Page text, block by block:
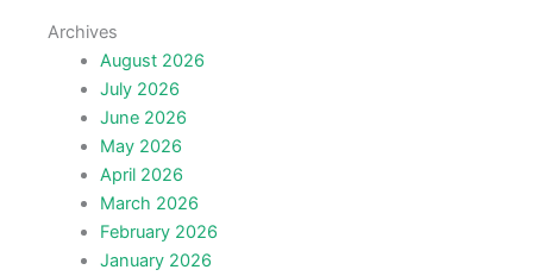
Archives
August 2026
July 2026
June 2026
May 2026
April 2026
March 2026
February 2026
January 2026